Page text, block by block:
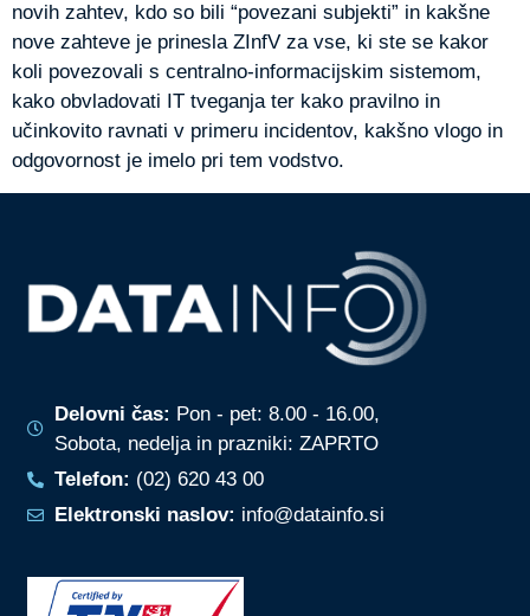
novih zahtev, kdo so bili “povezani subjekti” in kakšne
nove zahteve je prinesla ZInfV za vse, ki ste se kakor
koli povezovali s centralno-informacijskim sistemom,
kako obvladovati IT tveganja ter kako pravilno in
učinkovito ravnati v primeru incidentov, kakšno vlogo in
odgovornost je imelo pri tem vodstvo.
Delovni čas: Pon - pet: 8.00 - 16.00,
Sobota, nedelja in prazniki: ZAPRTO
Telefon: (02) 620 43 00
Elektronski naslov: info@datainfo.si